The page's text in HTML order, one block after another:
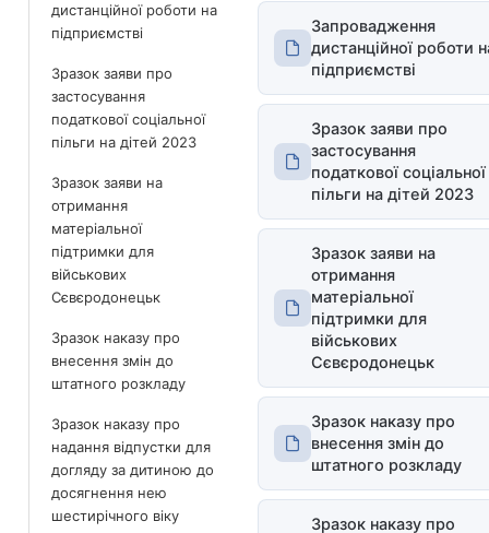
дистанційної роботи на
підприємстві
Зразок заяви про
застосування
податкової соціальної
пільги на дітей 2023
Зразок заяви на
отримання
матеріальної
підтримки для
військових
Сєвєродонецьк
Зразок наказу про
внесення змін до
штатного розкладу
Зразок наказу про
надання відпустки для
догляду за дитиною до
досягнення нею
шестирічного віку
Запровадження
дистанційної роботи
підприємстві
Зразок заяви про
застосування
податкової соціальної
пільги на дітей 2023
Зразок заяви на
отримання
матеріальної
підтримки для
військових
Сєвєродонецьк
Зразок наказу про
внесення змін до
штатного розкладу
Зразок наказу про